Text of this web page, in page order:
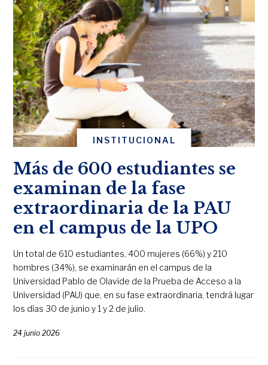
INSTITUCIONAL
Más de 600 estudiantes se
examinan de la fase
extraordinaria de la PAU
en el campus de la UPO
Un total de 610 estudiantes, 400 mujeres (66%) y 210
hombres (34%), se examinarán en el campus de la
Universidad Pablo de Olavide de la Prueba de Acceso a la
Universidad (PAU) que, en su fase extraordinaria, tendrá lugar
los días 30 de junio y 1 y 2 de julio.
24 junio 2026